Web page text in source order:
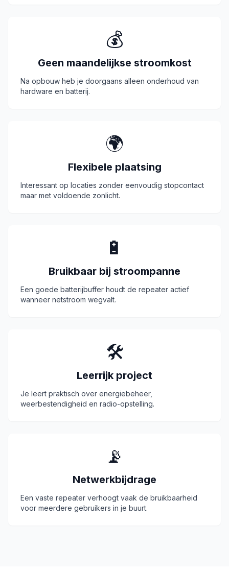
💰
Geen maandelijkse stroomkost
Na opbouw heb je doorgaans alleen onderhoud van
hardware en batterij.
🌍
Flexibele plaatsing
Interessant op locaties zonder eenvoudig stopcontact
maar met voldoende zonlicht.
🔋
Bruikbaar bij stroompanne
Een goede batterijbuffer houdt de repeater actief
wanneer netstroom wegvalt.
🛠️
Leerrijk project
Je leert praktisch over energiebeheer,
weerbestendigheid en radio-opstelling.
📡
Netwerkbijdrage
Een vaste repeater verhoogt vaak de bruikbaarheid
voor meerdere gebruikers in je buurt.